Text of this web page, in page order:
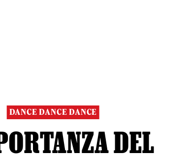
DANCE DANCE DANCE
DEL